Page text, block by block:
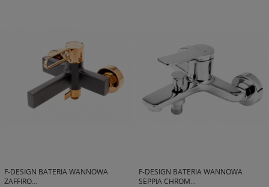
F-DESIGN BATERIA WANNOWA
ZAFFIRO...
F-DESIGN BATERIA WANNOWA
SEPPIA CHROM...